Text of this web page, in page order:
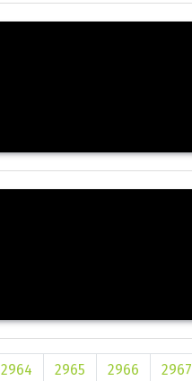
2964 2965 2966 2967